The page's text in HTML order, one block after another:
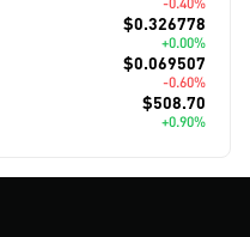
$0.326778
+0.00%
$0.069507
-0.60%
$508.70
+0.90%